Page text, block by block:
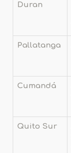
Duran
Pallatanga
Cumandá
Quito Sur